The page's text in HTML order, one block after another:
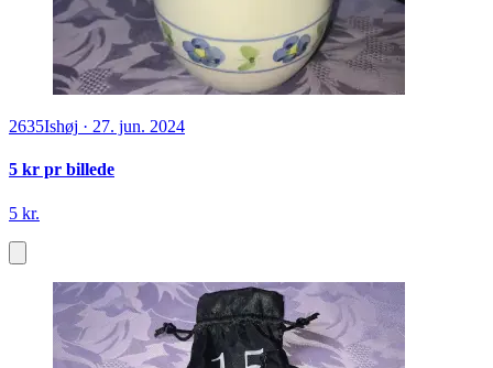
2635Ishøj · 27. jun. 2024
5 kr pr billede
5 kr.